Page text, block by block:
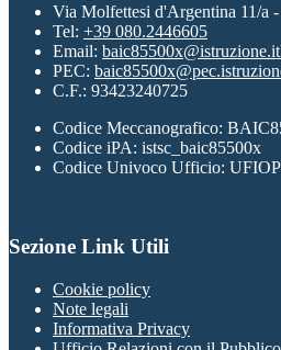
Via Molfettesi d'Argentina 11/a
Tel: +39 080.2446605
Email: baic85500x@istruzione.it
PEC:
C.F.: 93423240725
Codice Meccanografico:
Codice iPA: istsc_baic85500x
Codice Univoco Ufficio:
Sezione Link Utili
Cookie policy
Note legali
Informativa Privacy